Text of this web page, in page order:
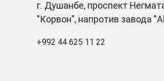
г. Душанбе, проспект
"Корвон", напротив завода
+992 44 625 11 22